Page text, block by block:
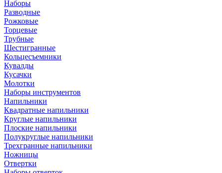
Наборы
Разводные
Рожковые
Торцевые
Трубные
Шестигранные
Кольцесъемники
Кувалды
Кусачки
Молотки
Наборы инструментов
Напильники
Квадратные напильники
Круглые напильники
Плоские напильники
Полукруглые напильники
Трехгранные напильники
Ножницы
Отвертки